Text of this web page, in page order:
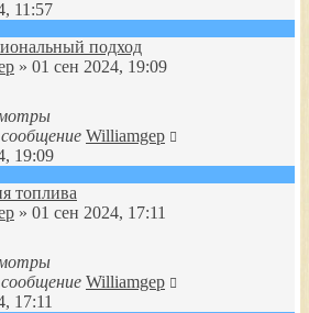
11:57
подход
» 01 сен 2024, 19:09
Williamgep
19:09
топлива
» 01 сен 2024, 17:11
Williamgep
17:11